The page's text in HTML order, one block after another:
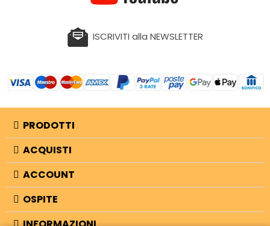
ISCRIVITI alla NEWSLETTER
PRODOTTI
ACQUISTI
ACCOUNT
OSPITE